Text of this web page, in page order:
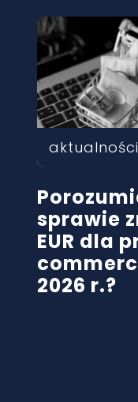
aktualności
sprawie
EUR dla
2026 r.?